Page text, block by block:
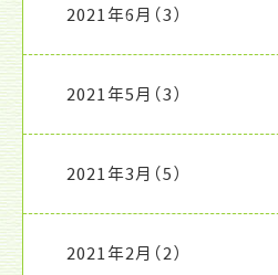
2021年6月 （3）
2021年5月 （3）
2021年3月 （5）
2021年2月 （2）